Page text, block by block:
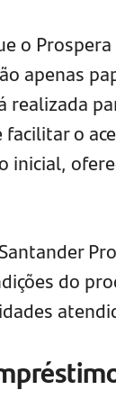
o
apenas
o
inicial,
do